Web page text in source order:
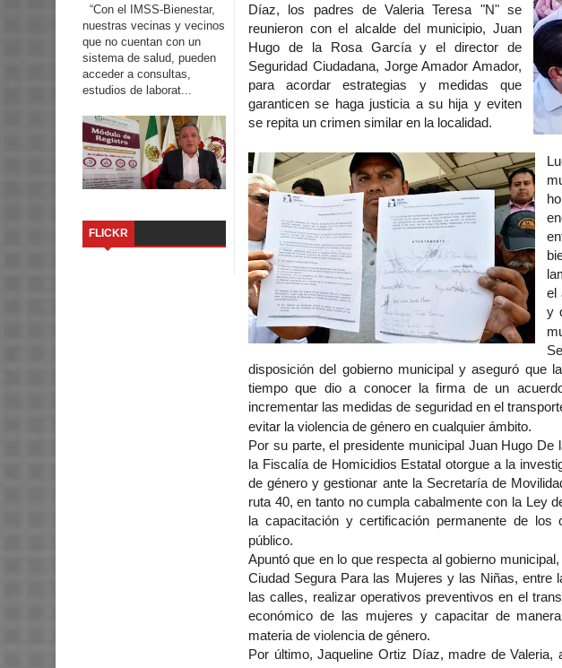
“Con el IMSS-Bienestar,
nuestras vecinas y vecinos
que no cuentan con un
sistema de salud, pueden
acceder a consultas,
estudios de laborat...
FLICKR
Díaz, los padres de Valeria Teresa "N" se
reunieron con el alcalde del municipio, Juan
Hugo de la Rosa García y el director de
Seguridad Ciudadana, Jorge Amador Amador,
para acordar estrategias y medidas que
garanticen se haga justicia a su hija y eviten
se repita un crimen similar en la localidad.
el
y
disposición del gobierno municipal y aseguró que
tiempo que dio a conocer la firma de un
incrementar las medidas de seguridad en el
evitar la violencia de género en cualquier ámbito.
Por su parte, el presidente municipal Juan Hugo
la Fiscalía de Homicidios Estatal otorgue a la
de género y gestionar ante la Secretaría de
ruta 40, en tanto no cumpla cabalmente con la Ley
la capacitación y certificación permanente de los
público.
Apuntó que en lo que respecta al gobierno
Ciudad Segura Para las Mujeres y las Niñas, entre
las calles, realizar operativos preventivos en el
económico de las mujeres y capacitar de
materia de violencia de género.
Por último, Jaqueline Ortiz Díaz, madre de